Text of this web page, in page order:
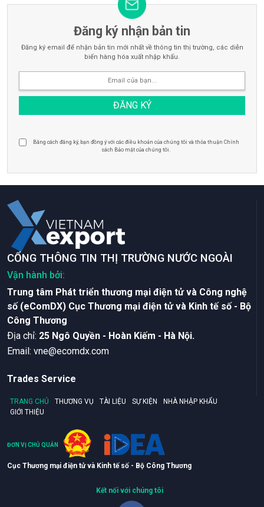
Đăng ký nhận bản tin
Đăng ký email để nhận bản tin mới nhất về thông tin thị trường, các diễn
biến hàng hóa xuất nhập khẩu.
Bằng cách đăng ký, bạn đồng ý với các điều khoản của chúng tôi và thỏa thuận Chính
sách Bảo mật của chúng tôi.
CỔNG THÔNG TIN THỊ TRƯỜNG NƯỚC NGOÀI
Vận hành bởi:
Trung tâm Phát triển thương mại điện tử và Công nghệ
số (eComDX) Cục Thương mại điện tử và Kinh tế số - Bộ
Công Thương
Ðịa chỉ: 25 Ngô Quyền - Hoàn Kiếm - Hà Nội.
Email: vne@ecomdx.com
Trades Service
TRANG CHỦ THƯƠNG VỤ TÀI LIỆU SỰ KIỆN
NHÀ NHẬP KHẨU
GIỚI THIỆU
ĐƠN VỊ CHỦ QUẢN
Cục Thương mại điện tử và Kinh tế số - Bộ Công Thương
Kết nối với chúng tôi